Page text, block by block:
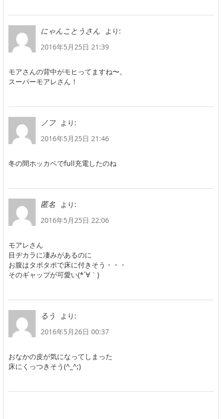
にゃんことうさん
より:
2016年5月25日 21:39
モアさんの背中がモヒってますね〜。
スーパーモアレさん！
ノフ
より:
2016年5月25日 21:46
冬の間ホッカペでfull充電したのね
匿名
より:
2016年5月25日 22:06
モアレさん
目ヂカラに凄みがあるのに
お腹はタポタポで床に付きそう・・・
そのギャップが可愛い(*´∀｀)
るう
より:
2016年5月26日 00:37
おなかの皮が気になってしまった
床にくっつきそう(^_^;)